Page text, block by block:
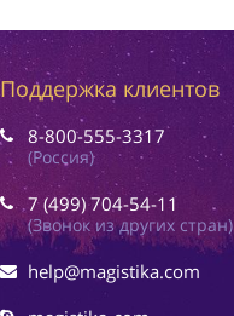
Поддержка клиентов
8-800-555-3317
(Россия)
7 (499) 704-54-11
(Звонок из других стран)
help@magistika.com